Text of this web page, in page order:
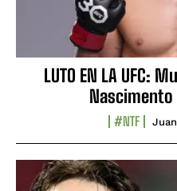
LUTO EN LA UFC:
#NTF